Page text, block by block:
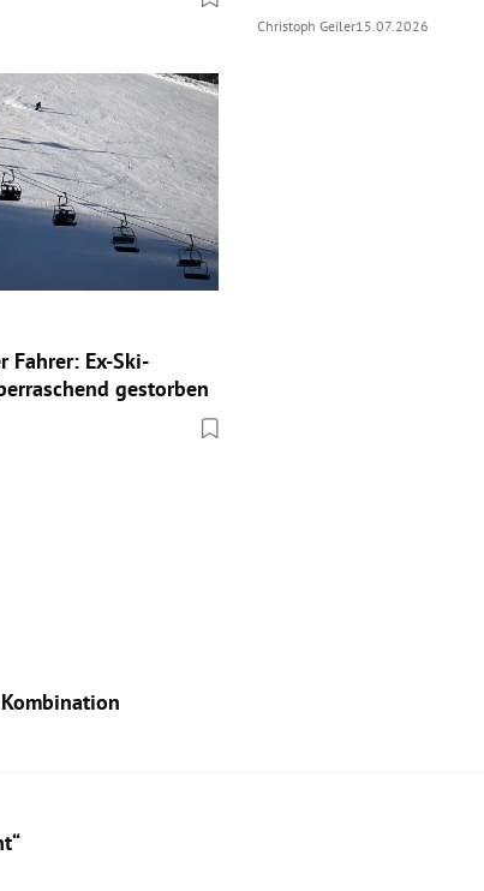
Christoph Geiler15.07.2026
Fahrer: Ex-Ski-
gestorben